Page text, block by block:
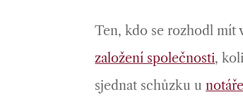
Ten, kdo se rozhodl mít
založení společnosti,
sjednat schůzku unotáře